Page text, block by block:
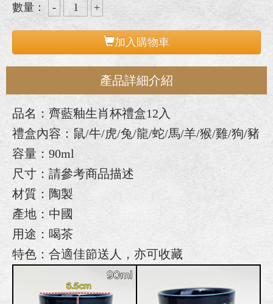
數量：
加入購物車
產品詳細介紹
品名：齊藍釉生肖杯禮盒12入
禮盒內容：鼠/牛/虎/兔/龍/蛇/馬/羊/猴/雞/狗/豬
容量：90ml
尺寸：請參考商品描述
材質：陶製
產地：中國
用途：喝茶
特色：合適佳節送人，亦可收藏